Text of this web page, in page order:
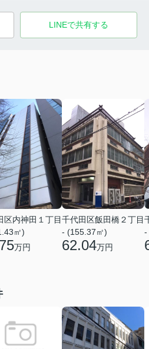
LINEで共有する
区内神田１丁目
㎡)
万円
千代田区飯田橋２丁目
- (155.37㎡)
62.04万円
-